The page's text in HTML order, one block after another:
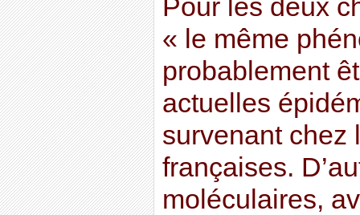
Pour les deux
« le même
probablement
actuelles
survenant chez
françaises.
moléculaires,